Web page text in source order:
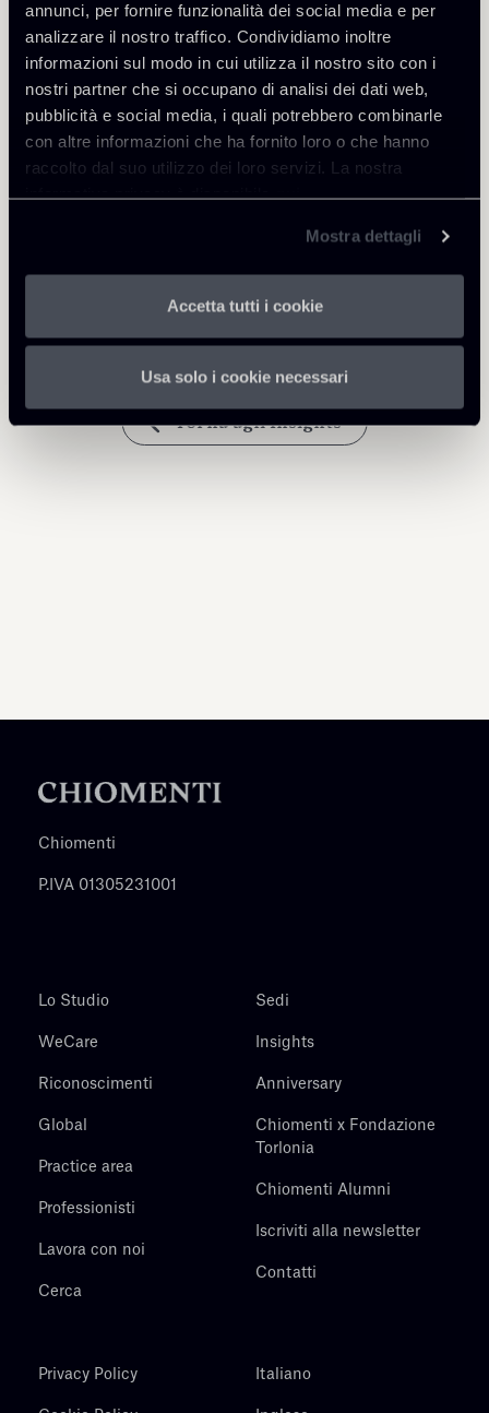
annunci, per fornire funzionalità dei social media e per
analizzare il nostro traffico. Condividiamo inoltre
informazioni sul modo in cui utilizza il nostro sito con i
nostri partner che si occupano di analisi dei dati web,
pubblicità e social media, i quali potrebbero combinarle
con altre informazioni che ha fornito loro o che hanno
raccolto dal suo utilizzo dei loro servizi. La nostra
informativa privacy è disponibilequi.
Mostra dettagli
Accetta tutti i cookie
Usa solo i cookie necessari
Approfondisci
Debt Finance
Torna agli Insights
Chiomenti
P.IVA 01305231001
Lo Studio
WeCare
Riconoscimenti
Global
Practice area
Professionisti
Lavora con noi
Cerca
Sedi
Insights
Anniversary
Chiomenti x Fondazione
Torlonia
Chiomenti Alumni
Iscriviti alla newsletter
Contatti
Privacy Policy Italiano